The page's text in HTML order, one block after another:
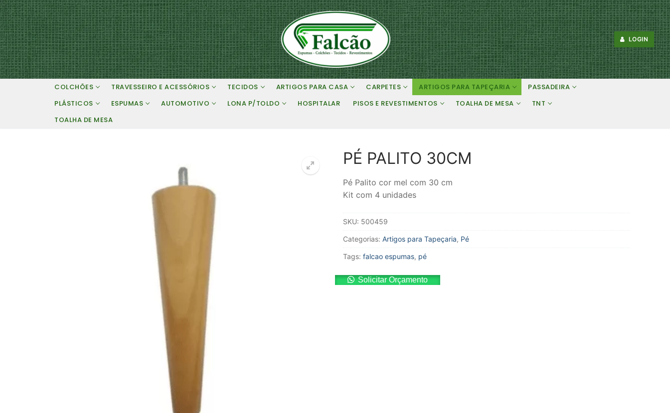
Pular
para
o
conteúdo
LOGIN
COLCHÕES TRAVESSEIRO E ACESSÓRIOS TECIDOS ARTIGOS PARA CASA CARPETES ARTIGOS PARA TAPEÇARIA
PASSADEIRA
PLÁSTICOS
ESPUMAS AUTOMOTIVO LONA P/TOLDO HOSPITALAR PISOS E REVESTIMENTOS TOALHA DE MESA
TNT
TOALHA DE MESA
PÉ PALITO 30CM
Pé Palito cor mel com 30 cm
Kit com 4 unidades
SKU: 500459
Categorias: Artigos para Tapeçaria, Pé
Tags: falcao espumas, pé
Solicitar Orçamento